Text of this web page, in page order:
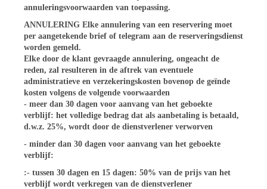
annuleringsvoorwaarden van toepassing.
ANNULERING Elke annulering van een reservering moet
per aangetekende brief of telegram aan de reserveringsdienst
worden gemeld.
Elke door de klant gevraagde annulering, ongeacht de
reden, zal resulteren in de aftrek van eventuele
administratieve en verzekeringskosten bovenop de geïnde
kosten volgens de volgende voorwaarden
- meer dan 30 dagen voor aanvang van het geboekte
verblijf: het volledige bedrag dat als aanbetaling is betaald,
d.w.z. 25%, wordt door de dienstverlener verworven
- minder dan 30 dagen voor aanvang van het geboekte
verblijf:
:- tussen 30 dagen en 15 dagen: 50% van de prijs van het
verblijf wordt verkregen van de dienstverlener